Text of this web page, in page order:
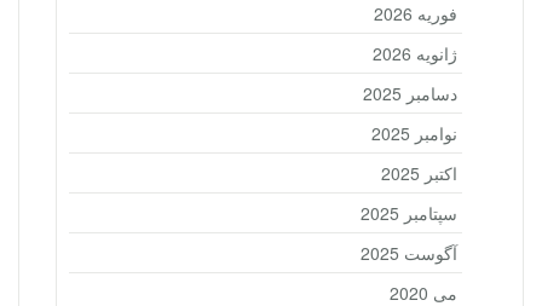
فوریه 2026
ژانویه 2026
دسامبر 2025
نوامبر 2025
اکتبر 2025
سپتامبر 2025
آگوست 2025
می 2020